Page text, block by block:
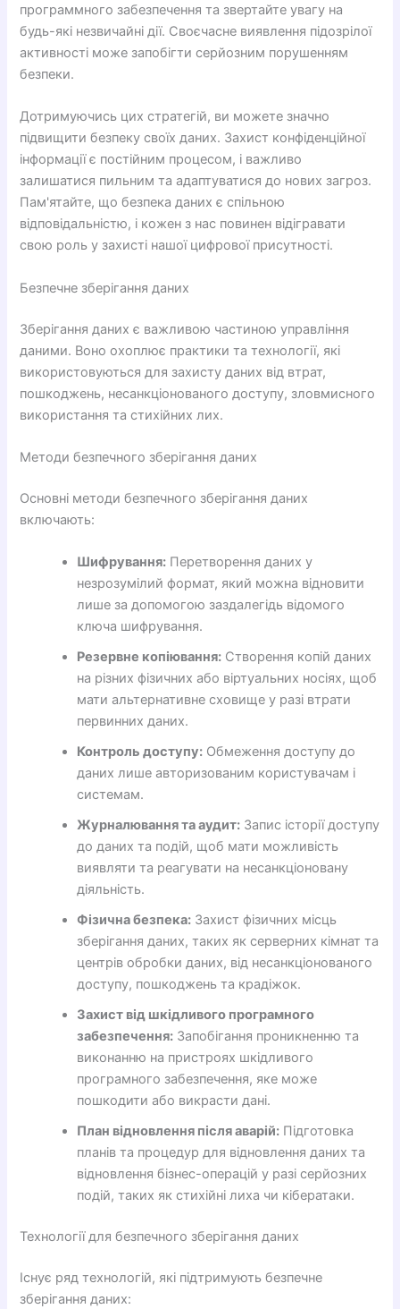
программного забезпечення та звертайте увагу на
будь-які незвичайні дії. Своєчасне виявлення підозрілої
активності може запобігти серйозним порушенням
безпеки.
Дотримуючись цих стратегій, ви можете значно
підвищити безпеку своїх даних. Захист конфіденційної
інформації є постійним процесом, і важливо
залишатися пильним та адаптуватися до нових загроз.
Пам'ятайте, що безпека даних є спільною
відповідальністю, і кожен з нас повинен відігравати
свою роль у захисті нашої цифрової присутності.
Безпечне зберігання даних
Зберігання даних є важливою частиною управління
даними. Воно охоплює практики та технології, які
використовуються для захисту даних від втрат,
пошкоджень, несанкціонованого доступу, зловмисного
використання та стихійних лих.
Методи безпечного зберігання даних
Основні методи безпечного зберігання даних
включають:
Шифрування: Перетворення даних у
незрозумілий формат, який можна відновити
лише за допомогою заздалегідь відомого
ключа шифрування.
Резервне копіювання: Створення копій даних
на різних фізичних або віртуальних носіях, щоб
мати альтернативне сховище у разі втрати
первинних даних.
Контроль доступу: Обмеження доступу до
даних лише авторизованим користувачам і
системам.
Журналювання та аудит: Запис історії доступу
до даних та подій, щоб мати можливість
виявляти та реагувати на несанкціоновану
діяльність.
Фізична безпека: Захист фізичних місць
зберігання даних, таких як серверних кімнат та
центрів обробки даних, від несанкціонованого
доступу, пошкоджень та крадіжок.
Захист від шкідливого програмного
забезпечення: Запобігання проникненню та
виконанню на пристроях шкідливого
програмного забезпечення, яке може
пошкодити або викрасти дані.
План відновлення після аварій: Підготовка
планів та процедур для відновлення даних та
відновлення бізнес-операцій у разі серйозних
подій, таких як стихійні лиха чи кібератаки.
Технології для безпечного зберігання даних
Існує ряд технологій, які підтримують безпечне
зберігання даних: